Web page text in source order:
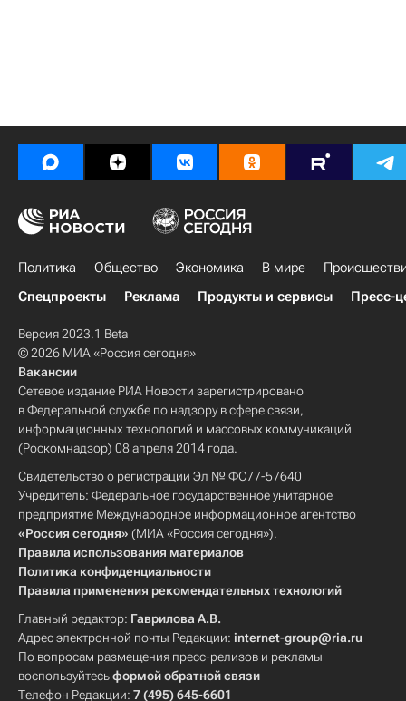
Политика Общество Экономика В мире
Спецпроекты
Реклама Продукты и сервисы Пресс-
Версия 2023.1 Beta
© 2026 МИА «Россия сегодня»
Вакансии
Сетевое издание РИА Новости зарегистрировано
в Федеральной службе по надзору в сфере связи,
информационных технологий и массовых коммуникаций
(Роскомнадзор) 08 апреля 2014 года.
Свидетельство о регистрации Эл № ФС77-57640
Учредитель: Федеральное государственное унитарное
предприятие Международное информационное агентство
«Россия сегодня» (МИА «Россия сегодня»).
Правила использования материалов
Политика конфиденциальности
Правила применения рекомендательных технологий
Главный редактор: Гаврилова А.В.
Адрес электронной почты Редакции: internet-group@ria.ru
По вопросам размещения пресс-релизов и рекламы
воспользуйтесьформой обратной связи
Телефон Редакции: 7 (495) 645-6601